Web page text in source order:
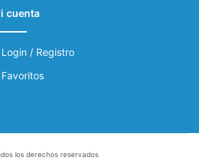
cuenta
Login / Registro
Favoritos
los derechos reservados